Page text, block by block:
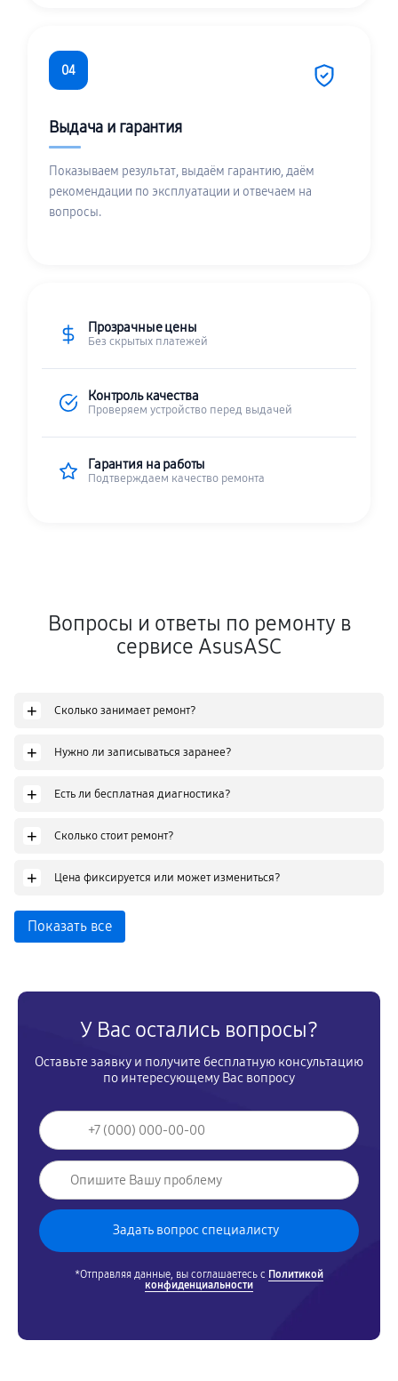
04
Выдача и гарантия
Показываем результат, выдаём гарантию, даём
рекомендации по эксплуатации и отвечаем на
вопросы.
Прозрачные цены
Без скрытых платежей
Контроль качества
Проверяем устройство перед выдачей
Гарантия на работы
Подтверждаем качество ремонта
Вопросы и ответы по ремонту в
сервисе AsusASC
+ Сколько занимает ремонт?
+ Нужно ли записываться заранее?
+ Есть ли бесплатная диагностика?
+ Сколько стоит ремонт?
+ Цена фиксируется или может измениться?
Показать все
У Вас остались вопросы?
Оставьте заявку и получите бесплатную консультацию
по интересующему Вас вопросу
*Отправляя данные, вы соглашаетесь с Политикой
конфиденциальности